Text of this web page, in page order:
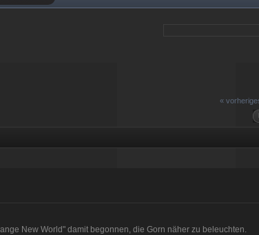
«
New World" damit begonnen, die Gorn näher zu beleuchten.